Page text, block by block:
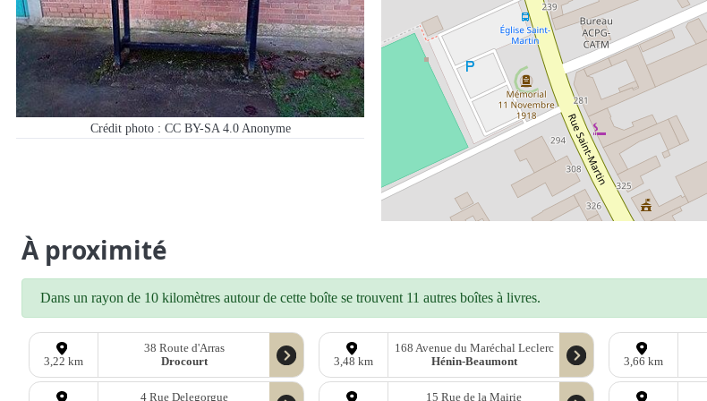
Crédit photo : CC BY-SA 4.0Anonyme
À proximité
Dans un rayon de 10 kilomètres autour de cette boîte se trouvent 11 autres boîtes à livres.
3,22 km
38 Route d'Arras
Drocourt
3,48 km
168 Avenue du Maréchal Leclerc
Hénin-Beaumont
3,66 km
4 Rue Delegorgue 15 Rue de la Mairie